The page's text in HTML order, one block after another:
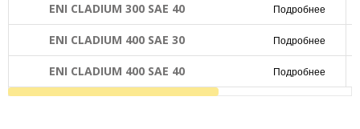
ENI CLADIUM 300 SAE 40 Подробнее
ENI CLADIUM 400 SAE 30 Подробнее
ENI CLADIUM 400 SAE 40 Подробнее